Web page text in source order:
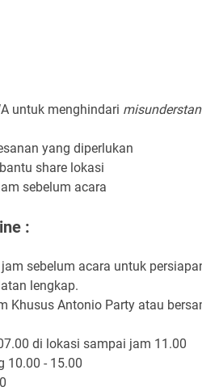
untuk menghindari
yang diperlukan
share lokasi
sebelum acara
:
sebelum acara untuk
lengkap.
Khusus Antonio Party atau
di lokasi sampai jam 11.00
10.00 - 15.00